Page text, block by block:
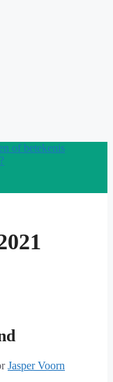
of betekenis
Jasper Voorn